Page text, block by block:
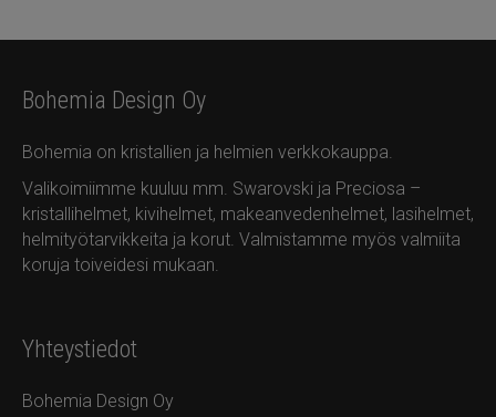
Bohemia Design Oy
Bohemia on kristallien ja helmien verkkokauppa.
Valikoimiimme kuuluu mm. Swarovski ja Preciosa –
kristallihelmet, kivihelmet, makeanvedenhelmet, lasihelmet,
helmityötarvikkeita ja korut. Valmistamme myös valmiita
koruja toiveidesi mukaan.
Yhteystiedot
Bohemia Design Oy